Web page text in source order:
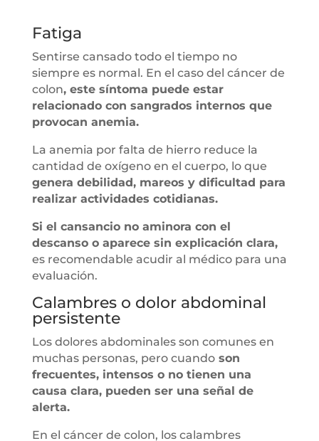
Fatiga
Sentirse cansado todo el tiempo no
siempre es normal. En el caso del cáncer de
colon, este síntoma puede estar
relacionado con sangrados internos que
provocan anemia.
La anemia por falta de hierro reduce la
cantidad de oxígeno en el cuerpo, lo que
genera debilidad, mareos y dificultad para
realizar actividades cotidianas.
Si el cansancio no aminora con el
descanso o aparece sin explicación clara,
es recomendable acudir al médico para una
evaluación.
Calambres o dolor abdominal
persistente
Los dolores abdominales son comunes en
muchas personas, pero cuandoson
frecuentes, intensos o no tienen una
causa clara, pueden ser una señal de
alerta.
En el cáncer de colon, los calambres